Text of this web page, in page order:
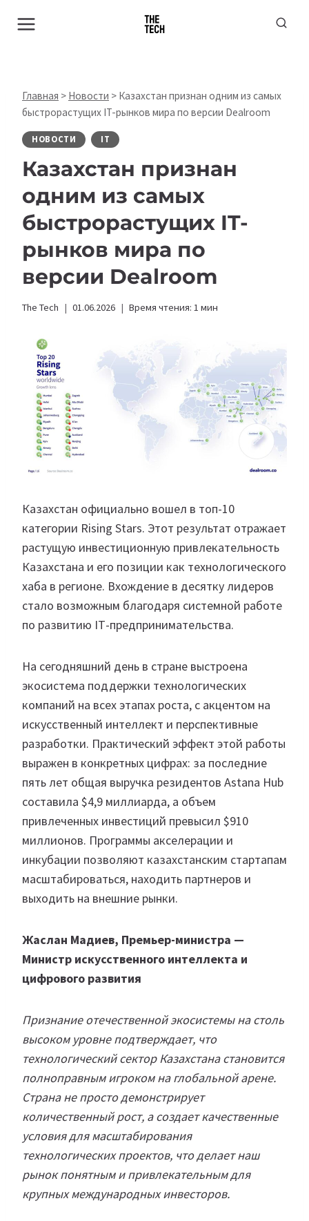
Главная > Новости > Казахстан признан одним из самых
быстрорастущих IT-рынков мира по версии Dealroom
НОВОСТИ IT
Казахстан признан
одним из самых
быстрорастущих IT-
рынков мира по
версии Dealroom
The Tech 01.06.2026 Время чтения: 1 мин
Казахстан официально вошел в топ-10
категории Rising Stars. Этот результат отражает
растущую инвестиционную привлекательность
Казахстана и его позиции как технологического
хаба в регионе. Вхождение в десятку лидеров
стало возможным благодаря системной работе
по развитию ІТ-предпринимательства.
На сегодняшний день в стране выстроена
экосистема поддержки технологических
компаний на всех этапах роста, с акцентом на
искусственный интеллект и перспективные
разработки. Практический эффект этой работы
выражен в конкретных цифрах: за последние
пять лет общая выручка резидентов Astana Hub
составила $4,9 миллиарда, а объем
привлеченных инвестиций превысил $910
миллионов. Программы акселерации и
инкубации позволяют казахстанским стартапам
масштабироваться, находить партнеров и
выходить на внешние рынки.
Жаслан Мадиев, Премьер-министра —
Министр искусственного интеллекта и
цифрового развития
Признание отечественной экосистемы на столь
высоком уровне подтверждает, что
технологический сектор Казахстана становится
полноправным игроком на глобальной арене.
Cтрана не просто демонстрирует
количественный рост, а создает качественные
условия для масштабирования
технологических проектов, что делает наш
рынок понятным и привлекательным для
крупных международных инвесторов.